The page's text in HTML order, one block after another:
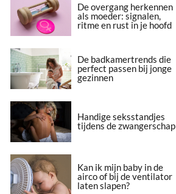
De overgang herkennen
als moeder: signalen,
ritme en rust in je hoofd
De badkamertrends die
perfect passen bij jonge
gezinnen
Handige seksstandjes
tijdens de zwangerschap
Kan ik mijn baby in de
airco of bij de ventilator
laten slapen?